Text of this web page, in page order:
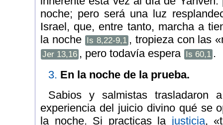
noche; pero será una luz
Israel, que, entre tanto, marcha a
la noche
Is 8,22-9,1 , tropieza con las
Jer 13,16 , pero todavía espera Is 60,1 .
3. En la noche de la prueba.
Sabios y salmistas trasladaron
experiencia del juicio divino qué se
la noche. Si practicas la justicia,